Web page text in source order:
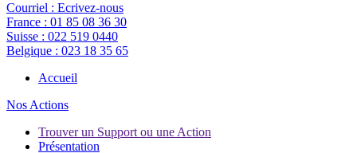
Courriel : Ecrivez-nous
France : 01 85 08 36 30
Suisse : 022 519 0440
Belgique : 023 18 35 65
Accueil
Nos Actions
Trouver un Support ou une Action
Présentation